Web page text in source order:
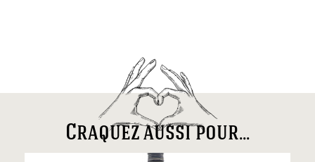
Craquez aussi pour...